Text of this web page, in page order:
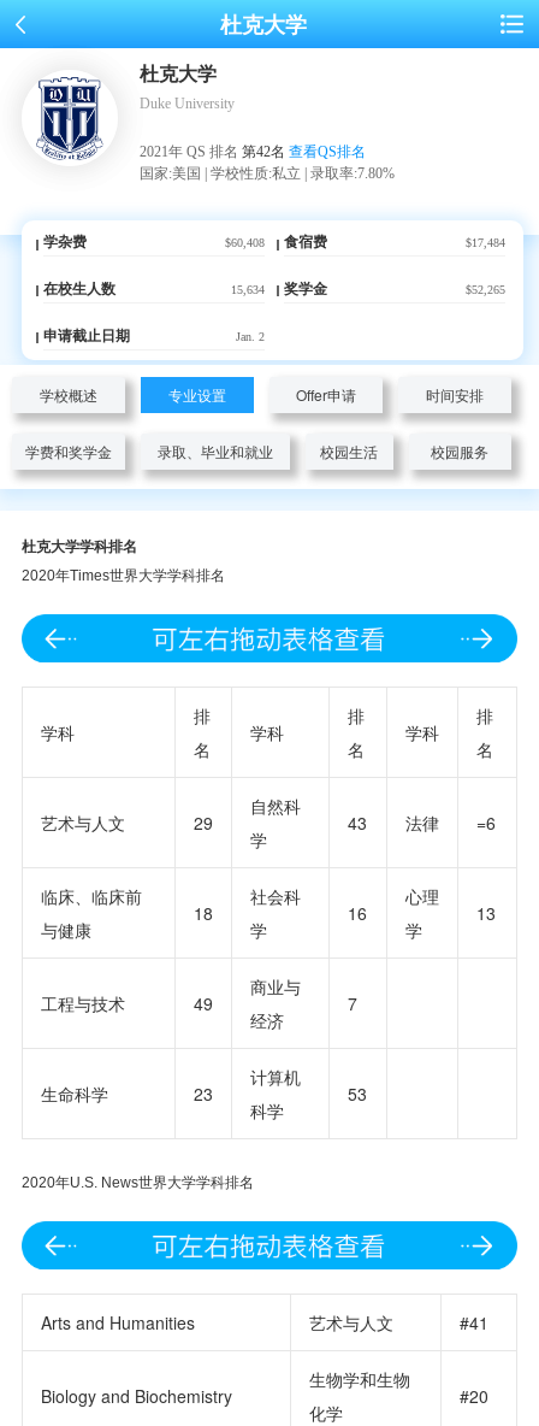
杜克大学
杜克大学
Duke University
2021年 QS 排名 第42名 查看QS排名
国家:美国 | 学校性质:私立 | 录取率:7.80%
学杂费 $60,408 食宿费 $17,484
在校生人数 15,634 奖学金 $52,265
申请截止日期 Jan. 2
学校概述 专业设置 Offer申请 时间安排
学费和奖学金 录取、毕业和就业 校园生活 校园服务
杜克大学学科排名
2020年Times世界大学学科排名
学科
排
名
学科
排
名
学科
排
名
艺术与人文 29
自然科
学
43 法律 =6
临床、临床前
与健康
18
社会科
学
16
心理
学
13
工程与技术 49
商业与
经济
7
生命科学 23
计算机
科学
53
2020年U.S. News世界大学学科排名
Arts and Humanities 艺术与人文 #41
Biology and Biochemistry
生物学和生物
化学
#20